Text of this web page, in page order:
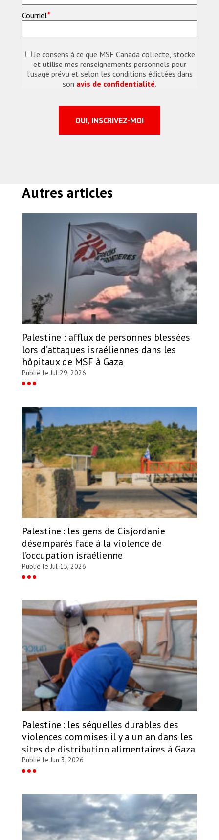
Courriel*
Je consens à ce que MSF Canada collecte, stocke
et utilise mes renseignements personnels pour
l’usage prévu et selon les conditions édictées dans
son avis de confidentialité.
Autres articles
Palestine : afflux de personnes blessées
lors d’attaques israéliennes dans les
hôpitaux de MSF à Gaza
Publié le Jul 29, 2026
Palestine : les gens de Cisjordanie
désemparés face à la violence de
l’occupation israélienne
Publié le Jul 15, 2026
Palestine : les séquelles durables des
violences commises il y a un an dans les
sites de distribution alimentaires à Gaza
Publié le Jun 3, 2026